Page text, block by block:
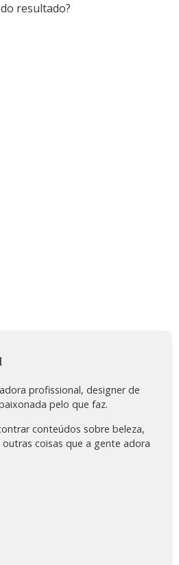
resultado?
profissional, designer de
pelo que faz.
conteúdos sobre beleza,
coisas que a gente adora